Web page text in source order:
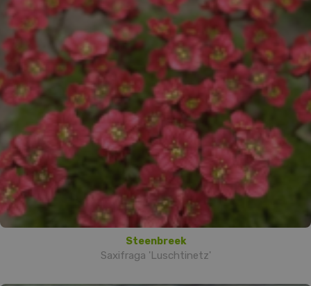
Steenbreek
Saxifraga 'Luschtinetz'